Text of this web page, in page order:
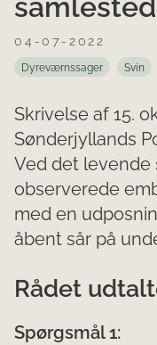
samlested
04-07-2022
Dyreværnssager Svin
Skrivelse af 15.
Sønderjyllands
Ved det levende
observerede
med en
åbent sår på
Rådet
Spørgsmål 1: